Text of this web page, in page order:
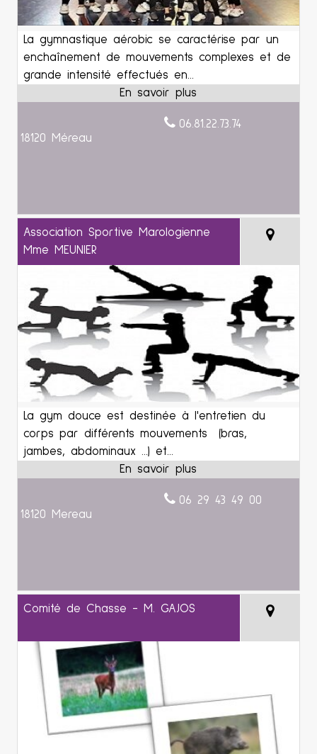
La gymnastique aérobic se caractérise par un
enchaînement de mouvements complexes et de
grande intensité effectués en...
18120 Méreau
06.81.22.73.74
Association Sportive Marologienne
Mme MEUNIER
La gym douce est destinée à l'entretien du
corps par différents mouvements (bras,
jambes, abdominaux ...) et...
18120 Mereau
06 29 43 49 00
Comité de Chasse - M. GAJOS